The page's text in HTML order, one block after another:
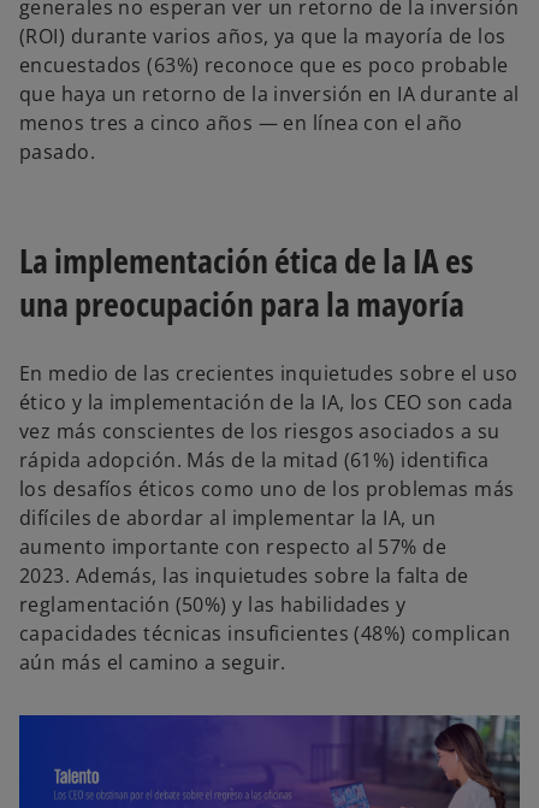
generales no esperan ver un retorno de la inversión
(ROI) durante varios años, ya que la mayoría de los
encuestados (63%) reconoce que es poco probable
que haya un retorno de la inversión en IA durante al
menos tres a cinco años — en línea con el año
pasado.
La implementación ética de la IA es
una preocupación para la mayoría
En medio de las crecientes inquietudes sobre el uso
ético y la implementación de la IA, los CEO son cada
vez más conscientes de los riesgos asociados a su
rápida adopción. Más de la mitad (61%) identifica
los desafíos éticos como uno de los problemas más
difíciles de abordar al implementar la IA, un
aumento importante con respecto al 57% de
2023. Además, las inquietudes sobre la falta de
reglamentación (50%) y las habilidades y
capacidades técnicas insuficientes (48%) complican
aún más el camino a seguir.